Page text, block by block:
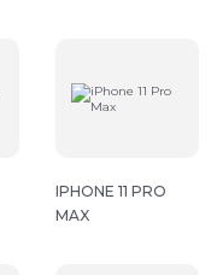
подобные
диагностику.
IPHONE 11 PRO
MAX